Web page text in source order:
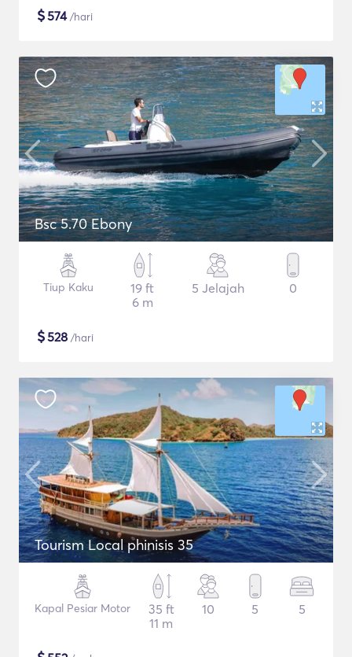
$574/hari
Bsc 5.70 Ebony
Tiup Kaku
19 ft
6 m
5 Jelajah 0
$528 /hari
Tourism Local phinisis 35
Kapal Pesiar Motor
35 ft
11 m
10 5 5